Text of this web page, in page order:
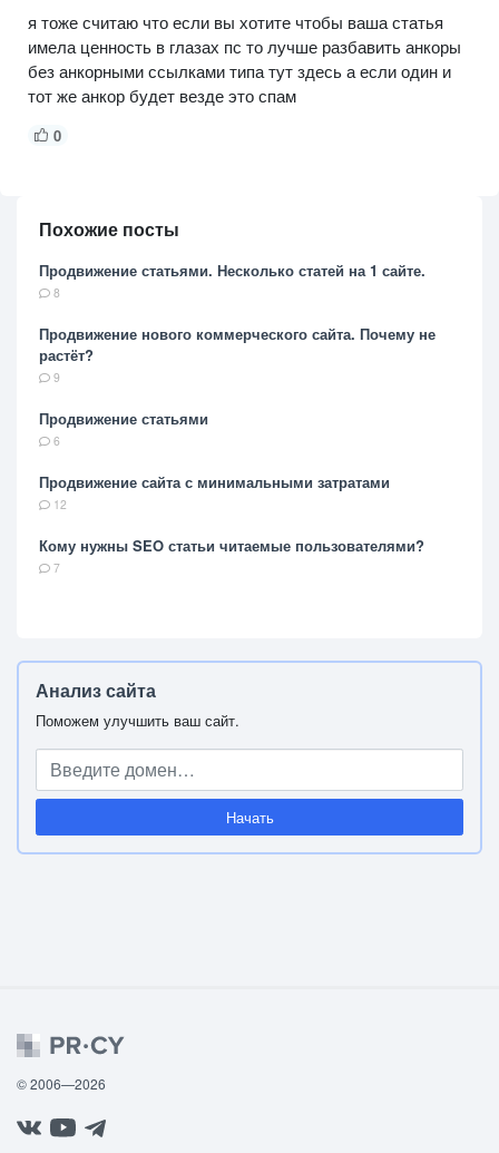
я тоже считаю что если вы хотите чтобы ваша статья
имела ценность в глазах пс то лучше разбавить анкоры
без анкорными ссылками типа тут здесь а если один и
тот же анкор будет везде это спам
0
Похожие посты
Продвижение статьями. Несколько статей на 1 сайте.
8
Продвижение нового коммерческого сайта. Почему не
растёт?
9
Продвижение статьями
6
Продвижение сайта с минимальными затратами
12
Кому нужны SEO статьи читаемые пользователями?
7
Анализ сайта
Поможем улучшить ваш сайт.
Начать
© 2006—2026